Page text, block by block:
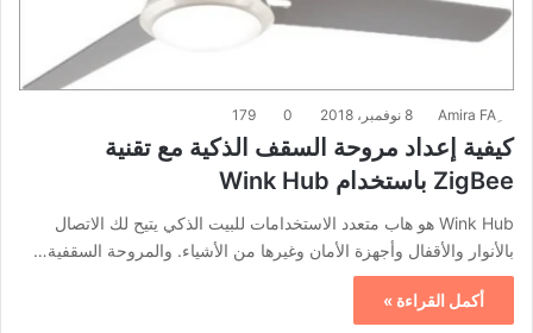
8 نوفمبر، 2018 0
179
كيفية إعداد مروحة السقف الذكية مع تقنية
ZigBee باستخدام Wink Hub
Wink Hub هو هاب متعدد الاستخدامات للبيت الذكي يتيح لك الاتصال
بالأنوار والأقفال وأجهزة الأمان وغيرها من الأشياء. والمروحة السقفية…
أكمل القراءة »